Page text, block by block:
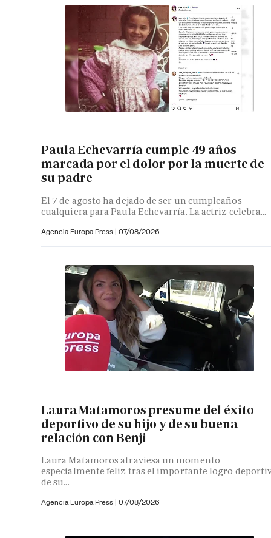
Paula Echevarría cumple 49 años
marcada por el dolor por la muerte de
su padre
El 7 de agosto ha dejado de ser un cumpleaños
cualquiera para Paula Echevarría. La actriz celebra...
Agencia Europa Press | 07/08/2026
Laura Matamoros presume del éxito
deportivo de su hijo y de su buena
relación con Benji
Laura Matamoros atraviesa un momento
especialmente feliz tras el importante logro
de su...
Agencia Europa Press | 07/08/2026